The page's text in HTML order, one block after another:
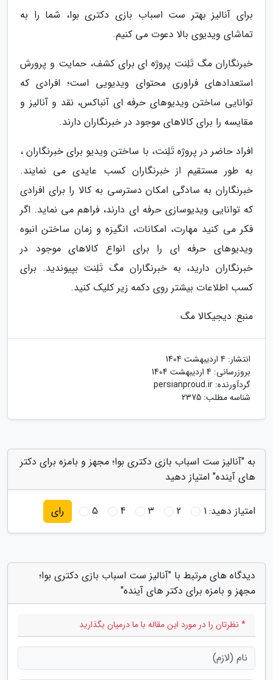
برای آنالیز بهتر ست اسباب بازی دکتری بوا، شما را به
تماشای ویدیوی بالا دعوت می کنیم.
خبرنگاران مگ تَلِنت پروژه ای برای کشف، حمایت و پرورش
استعدادهای فراوری محتوای ویدیویی است؛ افرادی که
توانایی ساختن ویدیوهای حرفه ای آنباکس، نقد و آنالیز و
مقایسه را برای کالاهای موجود در خبرنگاران دارند.
افراد حاضر در پروژه تَلِنت، با ساختن ویدیو برای خبرنگاران ،
به طور مستقیم از خبرنگاران کسب عایدی می نمایند.
خبرنگاران به سادگی امکان دسترسی به کالا را برای افرادی
که توانایی ویدیوسازی حرفه ای دارند، فراهم می نماید. اگر
فکر می کنید مهارت، امکانات، انگیزه و زمان ساختن انبوه
ویدیوهای حرفه ای را برای انواع کالاهای موجود در
خبرنگاران دارید، به خبرنگاران مگ تَلِنت بپیوندید. برای
کسب اطلاعات بیشتر روی دکمه زیر کلیک کنید.
منبع: دیجیکالا مگ
انتشار: 4 اردیبهشت 1404
بروزرسانی: 4 اردیبهشت 1404
گردآورنده: persianproud.ir
شناسه مطلب: 2375
به "آنالیز ست اسباب بازی دکتری بوا؛ مجهز و بامزه برای دکتر
های آینده" امتیاز دهید
امتیاز دهید:1
2
3
4
5 رای
دیدگاه های مرتبط با "آنالیز ست اسباب بازی دکتری بوا؛
مجهز و بامزه برای دکتر های آینده"
* نظرتان را در مورد این مقاله با ما درمیان بگذارید